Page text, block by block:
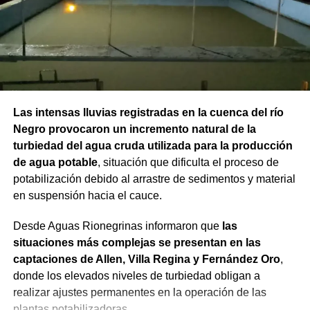
Las intensas lluvias registradas en la cuenca del río
Negro provocaron un incremento natural de la
turbiedad del agua cruda utilizada para la producción
de agua potable, situación que dificulta el proceso de
potabilización debido al arrastre de sedimentos y material
en suspensión hacia el cauce.
Desde Aguas Rionegrinas informaron que las
situaciones más complejas se presentan en las
captaciones de Allen, Villa Regina y Fernández Oro,
donde los elevados niveles de turbiedad obligan a
realizar ajustes permanentes en la operación de las